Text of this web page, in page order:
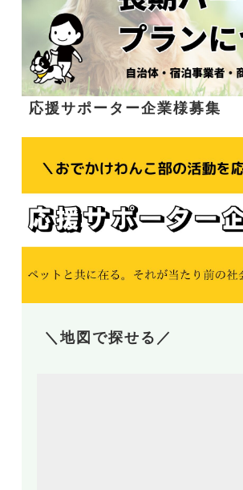
応援サポーター企業様募集
＼地図で探せる／